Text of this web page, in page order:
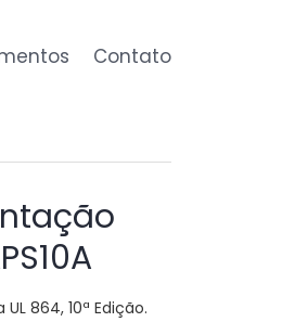
Contato
864, 10ª Edição.